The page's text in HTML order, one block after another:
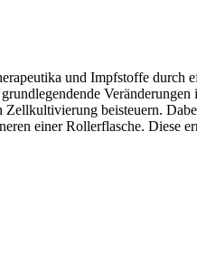
und Impfstoffe durch
beisteuern.
einer Rollerflasche. Diese